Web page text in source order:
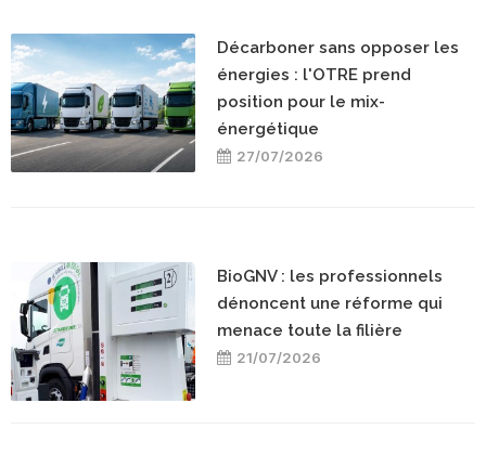
Décarboner sans opposer les
énergies : l'OTRE prend
position pour le mix-
énergétique
27/07/2026
BioGNV : les professionnels
dénoncent une réforme qui
menace toute la filière
21/07/2026